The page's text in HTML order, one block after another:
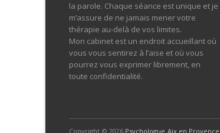
la parole. Chaque séance est unique et je
m’assure de ne jamais mener votre
thérapie au-delà de vos limites.
Mon cabinet est un endroit accueillant où
vous vous sentirez à l’aise et où vous
pourrez vous exprimer librement, en
toute confidentialité.
Copyright © 2026 Psychologue Aix en Provence.